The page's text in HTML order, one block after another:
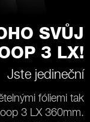
SVŮJ
3 LX!
Jste jedineční
fóliemi tak
3 LX 360mm.